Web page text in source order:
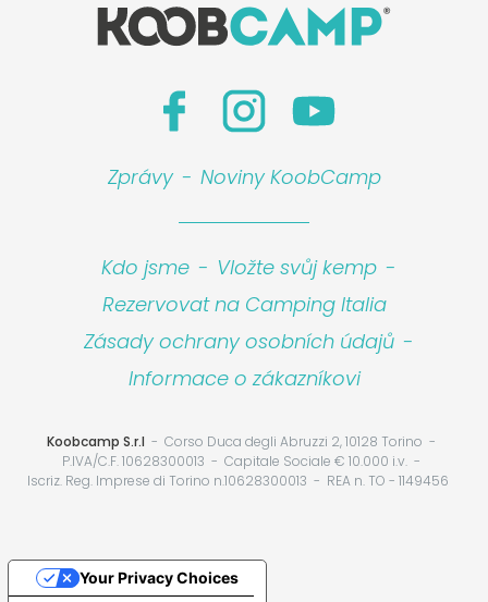
Zprávy - Noviny KoobCamp
Kdo jsme - Vložte svůj kemp -
Rezervovat na Camping Italia
Zásady ochrany osobních údajů -
Informace o zákazníkovi
Koobcamp S.r.l
Corso Duca degli Abruzzi 2, 10128 Torino
P.IVA/C.F. 10628300013
Capitale Sociale € 10.000 i.v.
Iscriz. Reg. Imprese di Torino n.10628300013
REA n. TO - 1149456
Your Privacy Choices